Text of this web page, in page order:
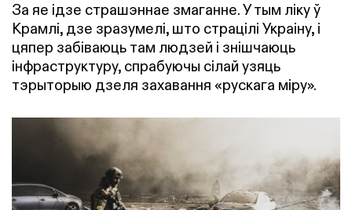
За яе ідзе страшэннае змаганне. У тым ліку ў
Крамлі, дзе зразумелі, што страцілі Украіну, і
цяпер забіваюць там людзей і знішчаюць
інфраструктуру, спрабуючы сілай узяць
тэрыторыю дзеля захавання «рускага міру».